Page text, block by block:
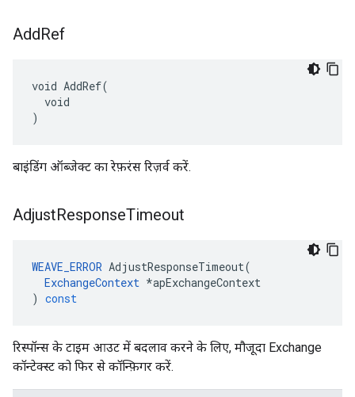
AddRef
void AddRef(
  void
)
बाइंडिंग ऑब्जेक्ट का रेफ़रंस रिज़र्व करें.
AdjustResponseTimeout
WEAVE_ERROR AdjustResponseTimeout(
ExchangeContext *apExchangeContext
) const
रिस्पॉन्स के टाइम आउट में बदलाव करने के लिए, मौजूदा Exchange
कॉन्टेक्स्ट को फिर से कॉन्फ़िगर करें.